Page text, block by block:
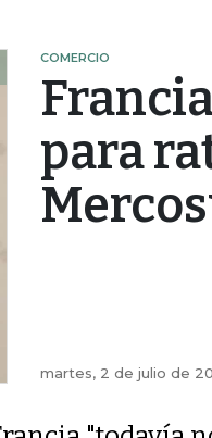
COMERCIO
para
martes, 2 de julio de